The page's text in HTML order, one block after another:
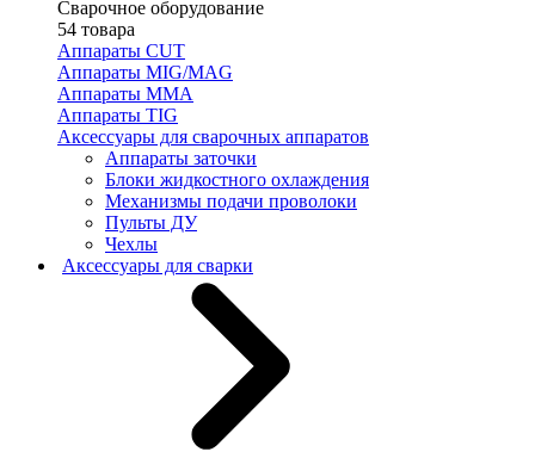
Сварочное оборудование
54 товара
Аппараты CUT
Аппараты MIG/MAG
Аппараты MMA
Аппараты TIG
Аксессуары для сварочных аппаратов
Аппараты заточки
Блоки жидкостного охлаждения
Механизмы подачи проволоки
Пульты ДУ
Чехлы
Аксессуары для сварки